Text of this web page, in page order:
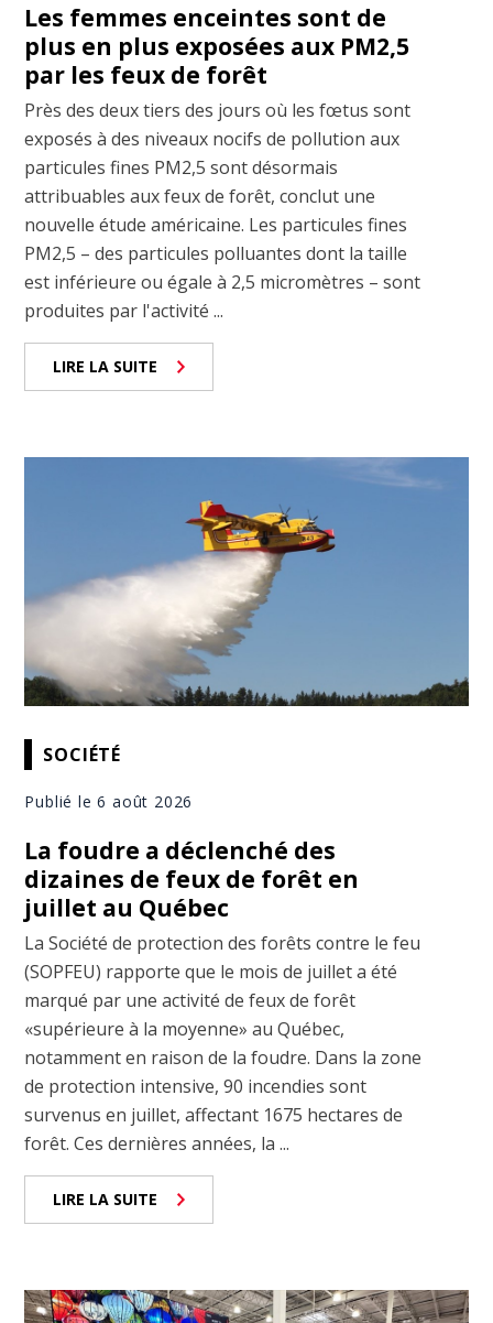
Les femmes enceintes sont de
plus en plus exposées aux PM2,5
par les feux de forêt
Près des deux tiers des jours où les fœtus sont
exposés à des niveaux nocifs de pollution aux
particules fines PM2,5 sont désormais
attribuables aux feux de forêt, conclut une
nouvelle étude américaine. Les particules fines
PM2,5 – des particules polluantes dont la taille
est inférieure ou égale à 2,5 micromètres – sont
produites par l'activité ...
LIRE LA SUITE
SOCIÉTÉ
Publié le 6 août 2026
La foudre a déclenché des
dizaines de feux de forêt en
juillet au Québec
La Société de protection des forêts contre le feu
(SOPFEU) rapporte que le mois de juillet a été
marqué par une activité de feux de forêt
«supérieure à la moyenne» au Québec,
notamment en raison de la foudre. Dans la zone
de protection intensive, 90 incendies sont
survenus en juillet, affectant 1675 hectares de
forêt. Ces dernières années, la ...
LIRE LA SUITE